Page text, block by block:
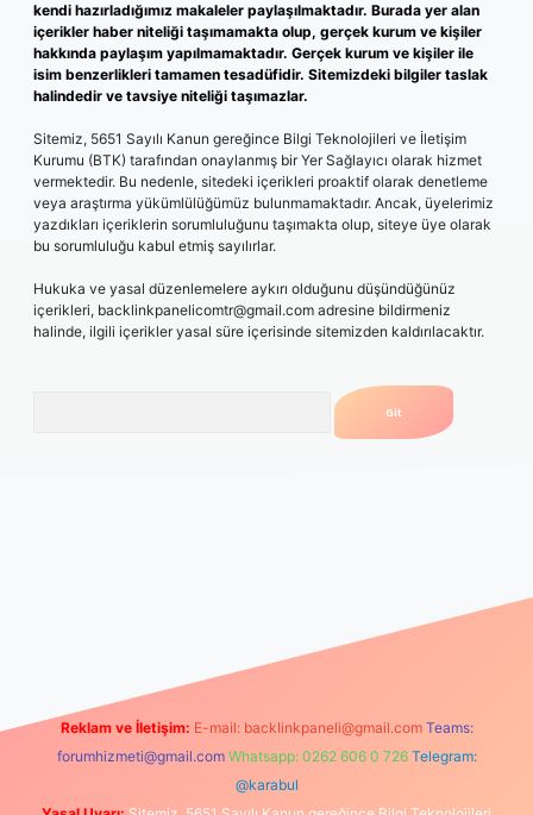
kendi hazırladığımız makaleler paylaşılmaktadır. Burada yer alan
içerikler haber niteliği taşımamakta olup, gerçek kurum ve kişiler
hakkında paylaşım yapılmamaktadır. Gerçek kurum ve kişiler ile
isim benzerlikleri tamamen tesadüfidir. Sitemizdeki bilgiler taslak
halindedir ve tavsiye niteliği taşımazlar.
Sitemiz, 5651 Sayılı Kanun gereğince Bilgi Teknolojileri ve İletişim
Kurumu (BTK) tarafından onaylanmış bir Yer Sağlayıcı olarak hizmet
vermektedir. Bu nedenle, sitedeki içerikleri proaktif olarak denetleme
veya araştırma yükümlülüğümüz bulunmamaktadır. Ancak, üyelerimiz
yazdıkları içeriklerin sorumluluğunu taşımakta olup, siteye üye olarak
bu sorumluluğu kabul etmiş sayılırlar.
Hukuka ve yasal düzenlemelere aykırı olduğunu düşündüğünüz
içerikleri, backlinkpanelicomtr@gmail.com adresine bildirmeniz
halinde, ilgili içerikler yasal süre içerisinde sitemizden kaldırılacaktır.
Reklam ve İletişim: E-mail: backlinkpaneli@gmail.com Teams:
forumhizmeti@gmail.com Whatsapp: 0262 606 0 726 Telegram:
@karabul